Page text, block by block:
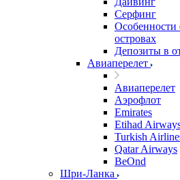
Серфинг
Особенности
островах
Депозиты в
Авиаперелет
Авиаперелет
Аэрофлот
Emirates
Etihad
Turkish
Qatar Airways
BeOnd
Шри-Ланка